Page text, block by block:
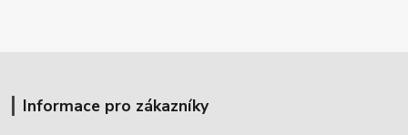
Informace pro zákazníky